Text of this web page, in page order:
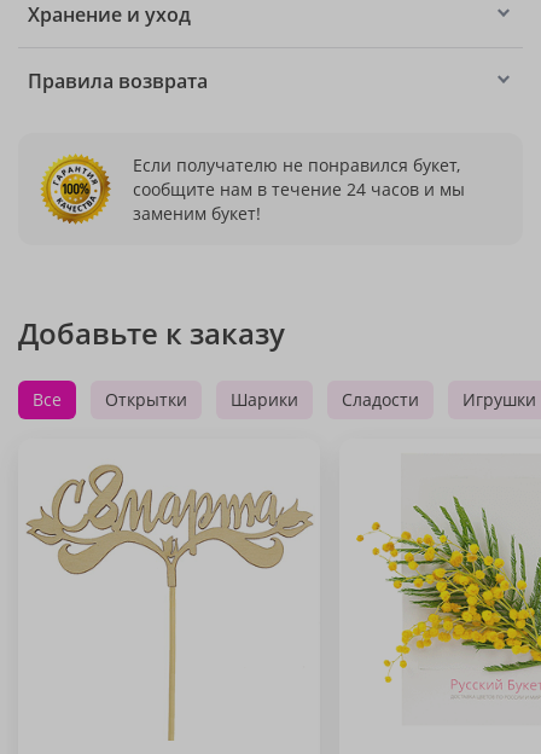
Хранение и уход
Правила возврата
Если получателю не понравился букет,
сообщите нам в течение 24 часов и мы
заменим букет!
Добавьте к заказу
Все Открытки Шарики Сладости Игрушки